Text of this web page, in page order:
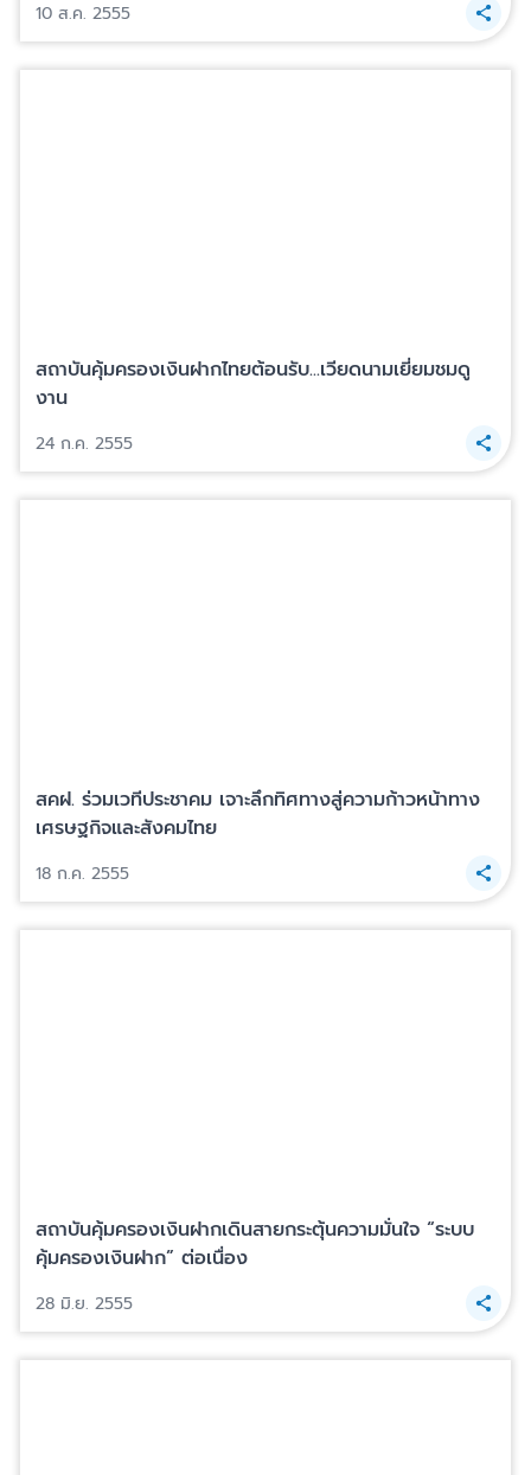
10 ส.ค. 2555
สถาบันคุ้มครองเงินฝากไทยต้อนรับ...เวียดนามเยี่ยมชมดู
งาน
24 ก.ค. 2555
สคฝ. ร่วมเวทีประชาคม เจาะลึกทิศทางสู่ความก้าวหน้าทาง
เศรษฐกิจและสังคมไทย
18 ก.ค. 2555
สถาบันคุ้มครองเงินฝากเดินสายกระตุ้นความมั่นใจ “ระบบ
คุ้มครองเงินฝาก” ต่อเนื่อง
28 มิ.ย. 2555